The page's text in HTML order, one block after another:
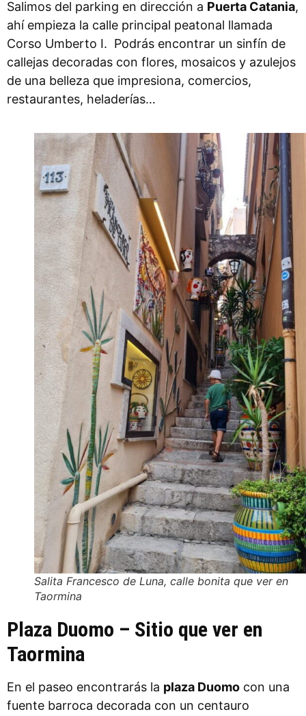
Salimos del parking en dirección a Puerta Catania,
ahí empieza la calle principal peatonal llamada
Corso Umberto I. Podrás encontrar un sinfín de
callejas decoradas con flores, mosaicos y azulejos
de una belleza que impresiona, comercios,
restaurantes, heladerías…
Salita Francesco de Luna, calle bonita que ver en
Taormina
Plaza Duomo – Sitio que ver en
Taormina
En el paseo encontrarás la plaza Duomo con una
fuente barroca decorada con un centauro